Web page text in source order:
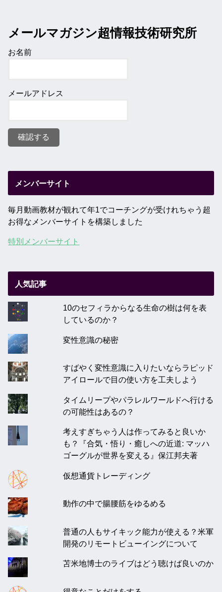
メールマガジン超情報技術研究所
お名前
メールアドレス
メンバーサイト
毎月動画教材が観れて年1でコーチングが受けれちゃう超
お得なメンバーサイトを構築しました
特別メンバーサイト
人気記事
10のセフィラからなる生命の樹は何を表
しているのか？
変性意識の秘密
すばやく変性意識に入りたいならラピッド
アイロールで目の使い方を工夫しよう
タイムリープやパラレルワールドへ行ける
の可能性はあるの？
考えすぎちゃう人は作ってみると良いか
も？『合気・悟り・癒しへの近道: マッハ
ゴーグルが世界を変える』保江邦夫著
仮想通貨トレーディング
動作の中で腸腰筋をゆるめる
普通の人もサイキック能力が使える？米軍
開発のリモートビューイングについて
苫米地博士のライブはどう聴けば良いのか